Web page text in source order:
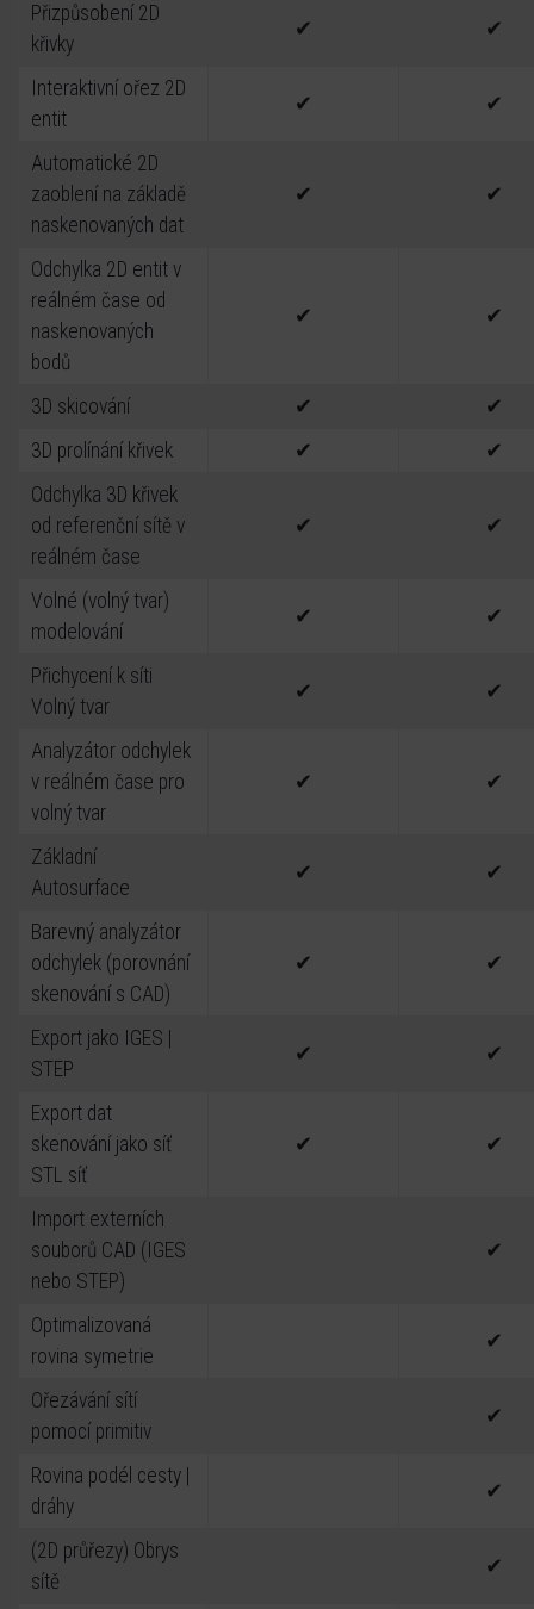
Přizpůsobení 2D
křivky
✔ ✔
Interaktivní ořez 2D
entit
✔ ✔
Automatické 2D
zaoblení na základě
naskenovaných dat
✔ ✔
Odchylka 2D entit v
reálném čase od
naskenovaných
bodů
✔ ✔
3D skicování ✔
✔
3D prolínání křivek
✔
✔
Odchylka 3D křivek
od referenční sítě v
reálném čase
✔ ✔
Volné (volný tvar)
modelování
✔ ✔
Přichycení k síti
Volný tvar
✔ ✔
Analyzátor odchylek
v reálném čase pro
volný tvar
✔ ✔
Základní
Autosurface
✔ ✔
Barevný analyzátor
odchylek (porovnání
skenování s CAD)
✔ ✔
Export jako IGES |
STEP
✔ ✔
Export dat
skenování jako síť
STL síť
✔ ✔
Import externích
souborů CAD (IGES
nebo STEP)
✔
Optimalizovaná
rovina symetrie
✔
Ořezávání sítí
pomocí primitiv
✔
Rovina podél cesty |
dráhy
✔
(2D průřezy) Obrys
sítě
✔